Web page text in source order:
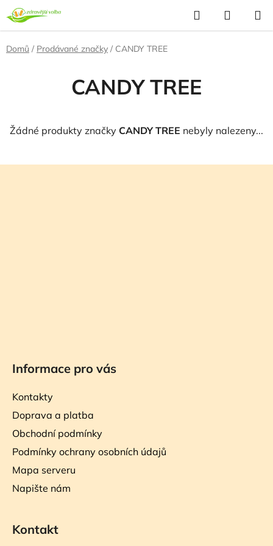
Přejít
na
obsah
Hledat
KOŠÍK
Domů / Prodávané značky / CANDY TREE
CANDY TREE
Žádné produkty značky CANDY TREE nebyly nalezeny...
Informace pro vás
Kontakty
Doprava a platba
Obchodní podmínky
Podmínky ochrany osobních údajů
Mapa serveru
Napište nám
Kontakt